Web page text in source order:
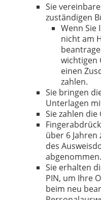
Sie
zuständigen
Wenn Sie
nicht am
wichtigen
einen
zahlen.
Sie bringen
Unterlagen
Sie zahlen
über 6
des
abgenommen.
Sie erhalten
PIN, um Ihre
beim neu